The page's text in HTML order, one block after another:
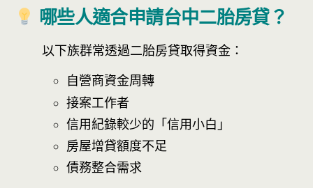
哪些人適合申請台中二胎房貸？
以下族群常透過二胎房貸取得資金：
自營商資金周轉
接案工作者
信用紀錄較少的「信用小白」
房屋增貸額度不足
債務整合需求